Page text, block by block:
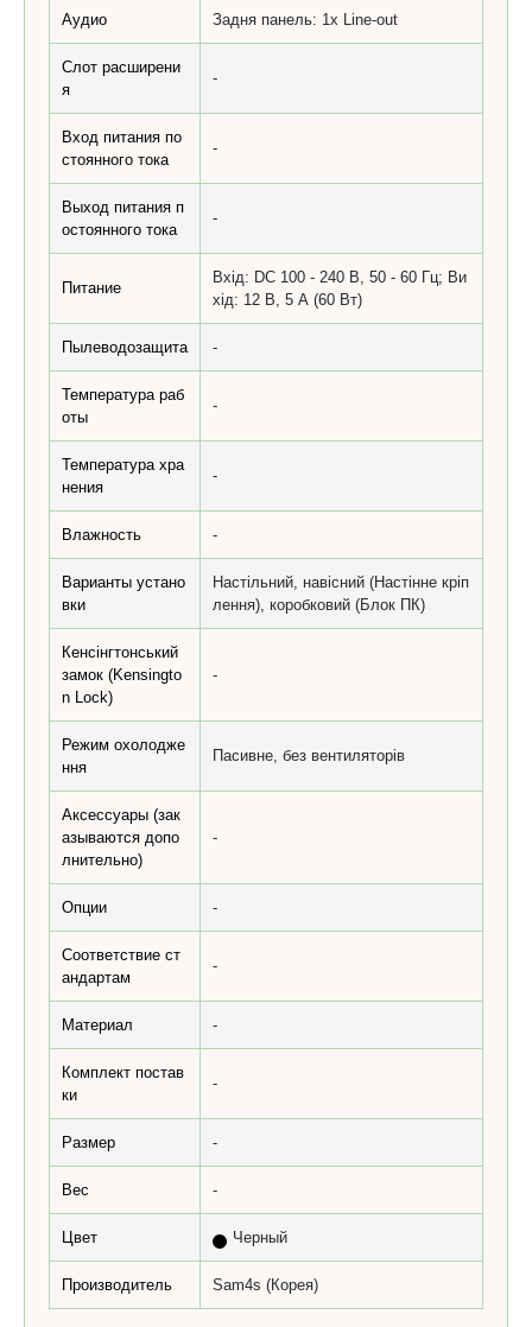
Аудио Задня панель: 1x Line-out
Слот расширени
я
-
Вход питания по
стоянного тока
-
Выход питания п
остоянного тока
-
Питание
Вхід: DC 100 - 240 В, 50 - 60 Гц; Ви
хід: 12 В, 5 А (60 Вт)
Пылеводозащита -
Температура раб
оты
-
Температура хра
нения
-
Влажность -
Варианты устано
вки
Настільний, навісний (Настінне кріп
лення), коробковий (Блок ПК)
Кенсінгтонський
замок (Kensingto
n Lock)
-
Режим охолодже
ння
Пасивне, без вентиляторів
Аксессуары (зак
азываются допо
лнительно)
-
Опции -
Соответствие ст
андартам
-
Материал -
Комплект постав
ки
-
Размер -
Вес -
Цвет Черный
Производитель Sam4s (Корея)